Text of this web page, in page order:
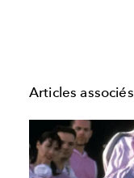
Articles associés